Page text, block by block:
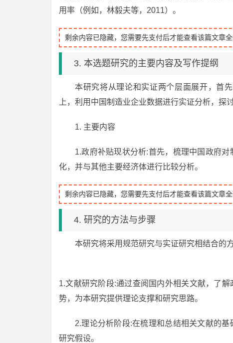
用率（例如，林毅夫等，2011）。
剩余内容已隐藏，您需要先支付后才能查看该篇文章全
3. 本选题研究的主要内容及写作提纲
本研究将从理论和实证两个层面展开，首
上，利用中国制造业企业数据进行实证分析，探
1. 主要内容
1.政府补贴现状分析:首先，梳理中国政府
化，并与其他主要经济体进行比较分析。
剩余内容已隐藏，您需要先支付后才能查看该篇文章全
4. 研究的方法与步骤
本研究将采用规范研究与实证研究相结合的
1.文献研究阶段:通过查阅国内外相关文献，了
势，为本研究提供理论支撑和研究思路。
2.理论分析阶段:在梳理和总结相关文献的
研究假设。